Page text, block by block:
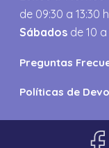
de 09:30 a 13:30
Sábados de 10 a
Preguntas
Políticas de